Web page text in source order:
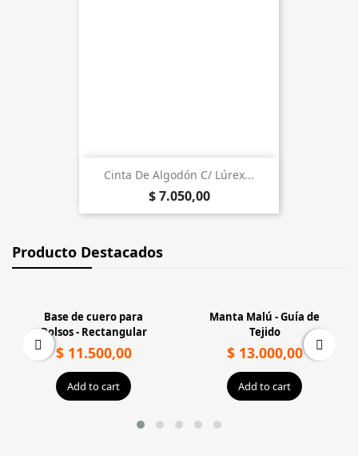
Cinta De Algodón C/ Lúrex...
$ 7.050,00
Producto Destacados
Base de cuero para
Bolsos - Rectangular
$ 11.500,00
Add to cart
Manta Malú - Guía de
Tejido
$ 13.000,00
Add to cart